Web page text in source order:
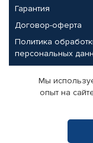
Гарантия
Договор-оферта
Политика
персональных
Партнерам
Корпоративным
Поставщикам
Мы
опыт на